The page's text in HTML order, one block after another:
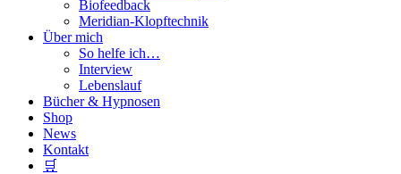
Biofeedback
Meridian-Klopftechnik
Über mich
So helfe ich…
Interview
Lebenslauf
Bücher & Hypnosen
Shop
News
Kontakt
🛒